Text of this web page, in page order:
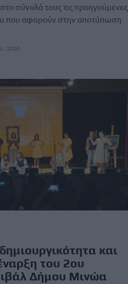
σύνολό τους τις προηγούμενες
που αφορούν στην αποτύπωση
2026
και
του 2ου
Δήμου Μινώα